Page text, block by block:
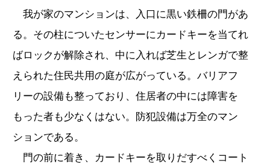
我が家のマンションは、入口に黒い鉄柵の門があ
る。その柱についたセンサーにカードキーを当てれ
ばロックが解除され、中に入れば芝生とレンガで整
えられた住民共用の庭が広がっている。バリアフ
リーの設備も整っており、住居者の中には障害を
もった者も少なくはない。防犯設備は万全のマン
ションである。
門の前に着き、カードキーを取りだすべくコート